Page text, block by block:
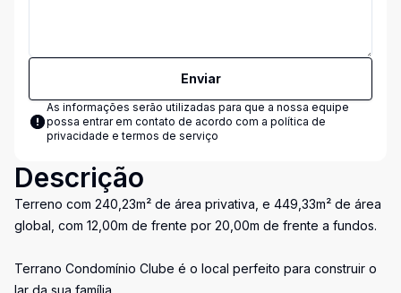
Enviar
As informações serão utilizadas para que a nossa equipe
possa entrar em contato de acordo com a política de
privacidade e termos de serviço
Descrição
Terreno com 240,23m² de área privativa, e 449,33m² de área
global, com 12,00m de frente por 20,00m de frente a fundos.
Terrano Condomínio Clube é o local perfeito para construir o
lar da sua família.